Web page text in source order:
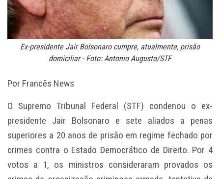
Ex-presidente Jair Bolsonaro cumpre, atualmente, prisão
domiciliar - Foto: Antonio Augusto/STF
Por Francês News
O Supremo Tribunal Federal (STF) condenou o ex-
presidente Jair Bolsonaro e sete aliados a penas
superiores a 20 anos de prisão em regime fechado por
crimes contra o Estado Democrático de Direito. Por 4
votos a 1, os ministros consideraram provados os